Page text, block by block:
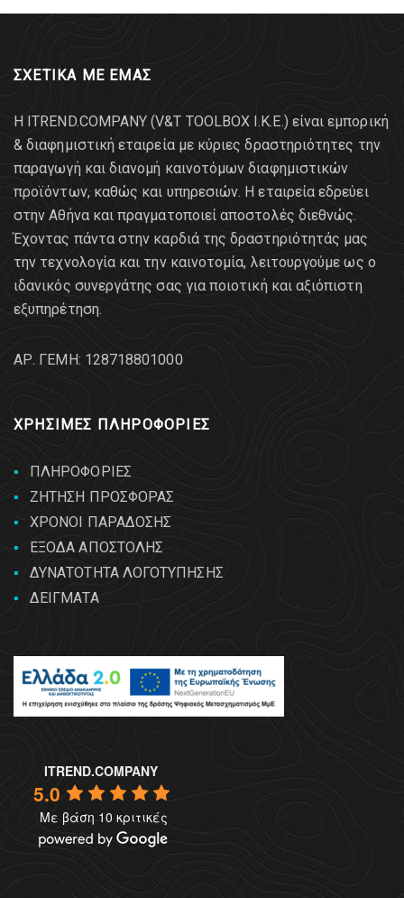
ΣΧΕΤΙΚΑ ΜΕ ΕΜΑΣ
Η ITREND.COMPANY (V&T TOOLBOX Ι.Κ.Ε.) είναι εμπορική
& διαφημιστική εταιρεία με κύριες δραστηριότητες την
παραγωγή και διανομή καινοτόμων διαφημιστικών
προϊόντων, καθώς και υπηρεσιών. Η εταιρεία εδρεύει
στην Αθήνα και πραγματοποιεί αποστολές διεθνώς.
Έχοντας πάντα στην καρδιά της δραστηριότητάς μας
την τεχνολογία και την καινοτομία, λειτουργούμε ως ο
ιδανικός συνεργάτης σας για ποιοτική και αξιόπιστη
εξυπηρέτηση.
AΡ. ΓΕΜΗ: 128718801000
ΧΡΗΣΙΜΕΣ ΠΛΗΡΟΦΟΡΙΕΣ
ΠΛΗΡΟΦΟΡΙΕΣ
ΖΗΤΗΣΗ ΠΡΟΣΦΟΡΑΣ
ΧΡΟΝΟΙ ΠΑΡΑΔΟΣΗΣ
ΕΞΟΔΑ ΑΠΟΣΤΟΛΗΣ
ΔΥΝΑΤΟΤΗΤΑ ΛΟΓΟΤΥΠΗΣΗΣ
ΔΕΙΓΜΑΤΑ
ITREND.COMPANY
5.0
Με βάση 10 κριτικές